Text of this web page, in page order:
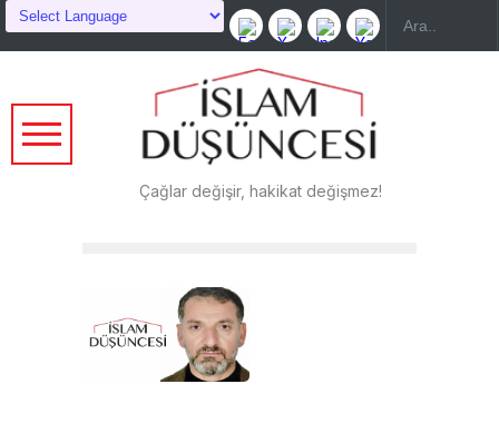
Çağlar değişir, hakikat değişmez!